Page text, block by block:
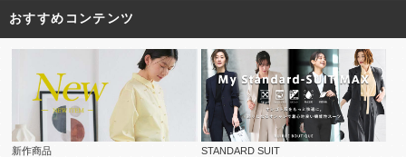
おすすめコンテンツ
新作商品 STANDARD SUIT